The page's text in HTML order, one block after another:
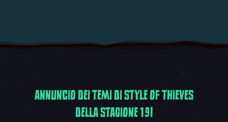
ANNUNCIO DEI TEMI DI STYLE OF THIEVES
DELLA STAGIONE 19!